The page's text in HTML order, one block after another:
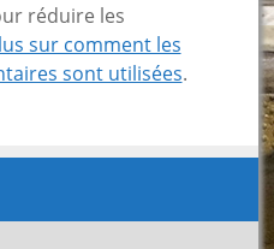
réduire les
sur comment les
sont utilisées.